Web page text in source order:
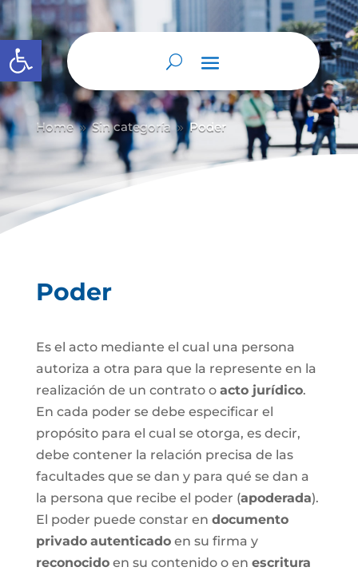
Abrir barra de herramientas
Home 9 Sin categoría 9 Poder
Poder
Es el acto mediante el cual una persona
autoriza a otra para que la represente en la
realización de un contrato o acto jurídico.
En cada poder se debe especificar el
propósito para el cual se otorga, es decir,
debe contener la relación precisa de las
facultades que se dan y para qué se dan a
la persona que recibe el poder (apoderada).
El poder puede constar en documento
privado autenticadoen su firma y
reconocidoen su contenido o en escritura